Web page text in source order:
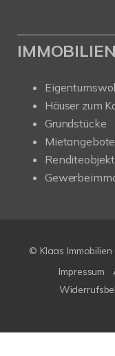
Häuser zum
Grundstücke
Mietangebote
© Klaas Immobilien
Impressum